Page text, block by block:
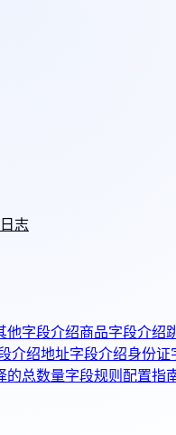
志
他字段介绍商品字段介绍
介绍地址字段介绍身份证
的总数量字段规则配置指